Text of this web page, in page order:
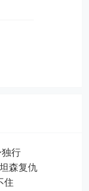
独行
森复仇
不住